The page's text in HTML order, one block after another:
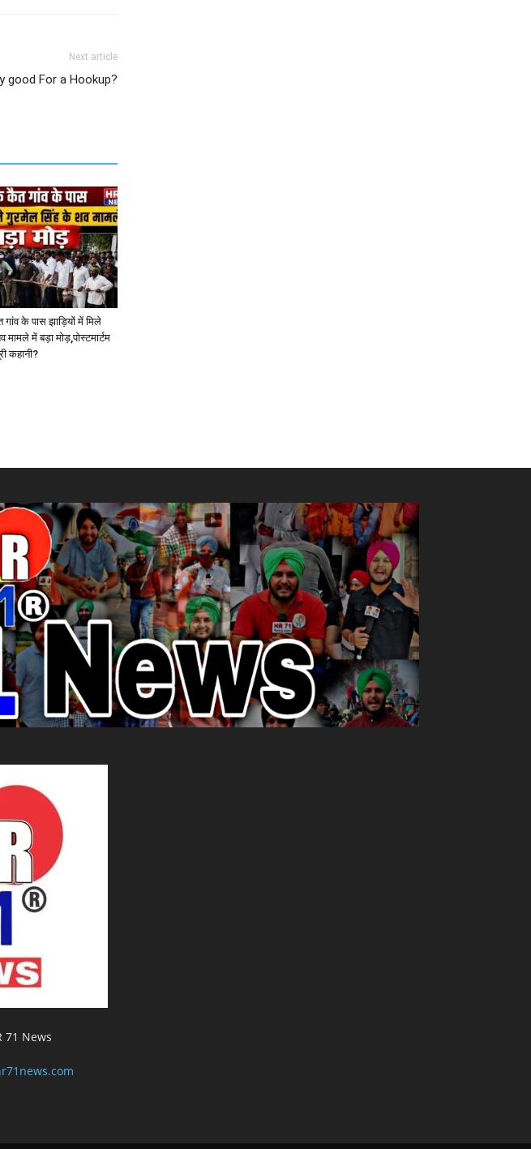
Next article
good For a Hookup?
के पास झाड़ियों में मिले
में बड़ा मोड़,पोस्टमार्टम
कहानी?
71 News